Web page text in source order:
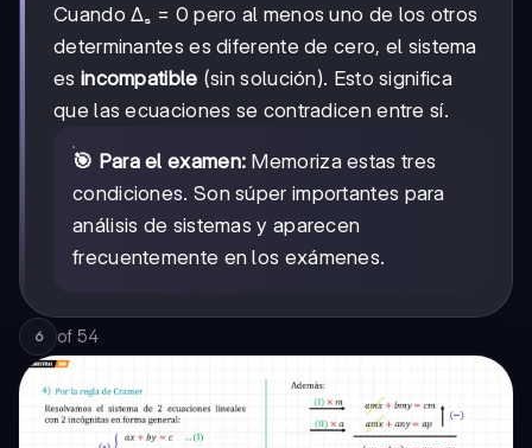
Cuando Δₛ = 0 pero al menos uno de los otros
determinantes es diferente de cero, el sistema
es incompatible (sin solución). Esto significa
que las ecuaciones se contradicen entre sí.
🎯 Para el examen: Memoriza estas tres
condiciones. Son súper importantes para
análisis de sistemas y aparecen
frecuentemente en los exámenes.
6 of 54